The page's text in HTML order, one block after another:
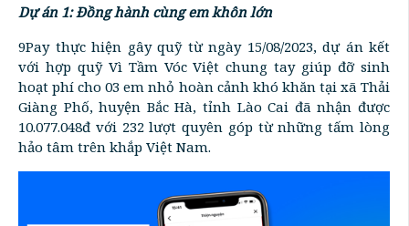
Dự án 1: Đồng hành cùng em khôn lớn
9Pay thực hiện gây quỹ từ ngày 15/08/2023, dự án kết
với hợp quỹ Vì Tầm Vóc Việt chung tay giúp đỡ sinh
hoạt phí cho 03 em nhỏ hoàn cảnh khó khăn tại xã Thải
Giàng Phố, huyện Bắc Hà, tỉnh Lào Cai đã nhận được
10.077.048đ với 232 lượt quyên góp từ những tấm lòng
hảo tâm trên khắp Việt Nam.